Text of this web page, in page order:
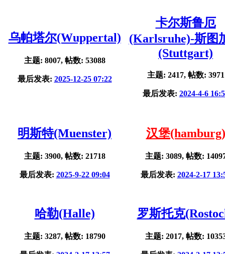
乌帕塔尔(Wuppertal)
主题: 8007, 帖数: 53088
最后发表: 2025-12-25 07:22
卡尔斯鲁厄
(Karlsruhe)-斯图
(Stuttgart)
主题: 2417, 帖数: 3971
最后发表: 2024-4-6
明斯特(Muenster)
主题: 3900, 帖数: 21718
最后发表: 2025-9-22 09:04
汉堡(hamburg)
主题: 3089, 帖数:
最后发表: 2024-2-17
哈勒(Halle)
主题: 3287, 帖数: 18790
罗斯托克
主题: 2017, 帖数: